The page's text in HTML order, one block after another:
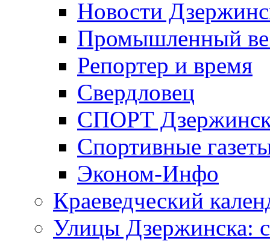
Новости
Промышленный
Репортер и время
Свердловец
СПОРТ
Спортивные
Эконом-Инфо
Краеведческий
Улицы Дзержинска: